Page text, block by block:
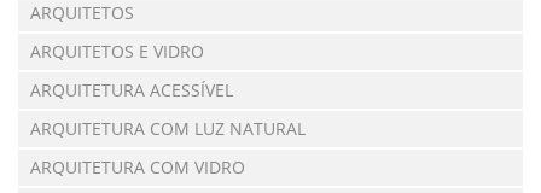
ARQUITETOS
ARQUITETOS E VIDRO
ARQUITETURA ACESSÍVEL
ARQUITETURA COM LUZ NATURAL
ARQUITETURA COM VIDRO